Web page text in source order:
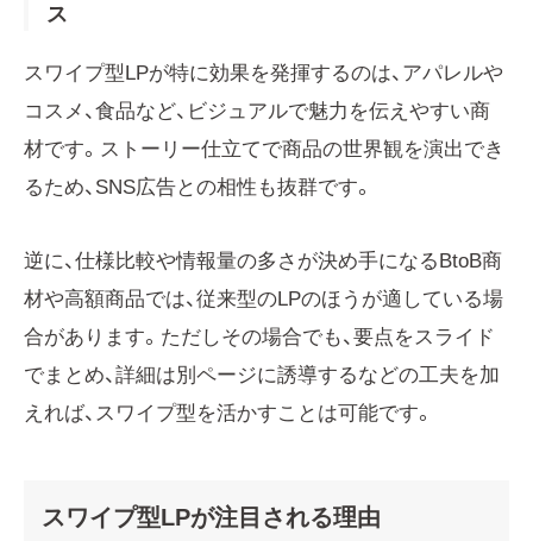
ス
スワイプ型LPが特に効果を発揮するのは、アパレルや
コスメ、食品など、ビジュアルで魅力を伝えやすい商
材です。ストーリー仕立てで商品の世界観を演出でき
るため、SNS広告との相性も抜群です。
逆に、仕様比較や情報量の多さが決め手になるBtoB商
材や高額商品では、従来型のLPのほうが適している場
合があります。ただしその場合でも、要点をスライド
でまとめ、詳細は別ページに誘導するなどの工夫を加
えれば、スワイプ型を活かすことは可能です。
スワイプ型LPが注目される理由